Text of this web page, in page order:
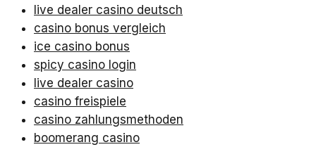
live dealer casino deutsch
casino bonus vergleich
ice casino bonus
spicy casino login
live dealer casino
casino freispiele
casino zahlungsmethoden
boomerang casino